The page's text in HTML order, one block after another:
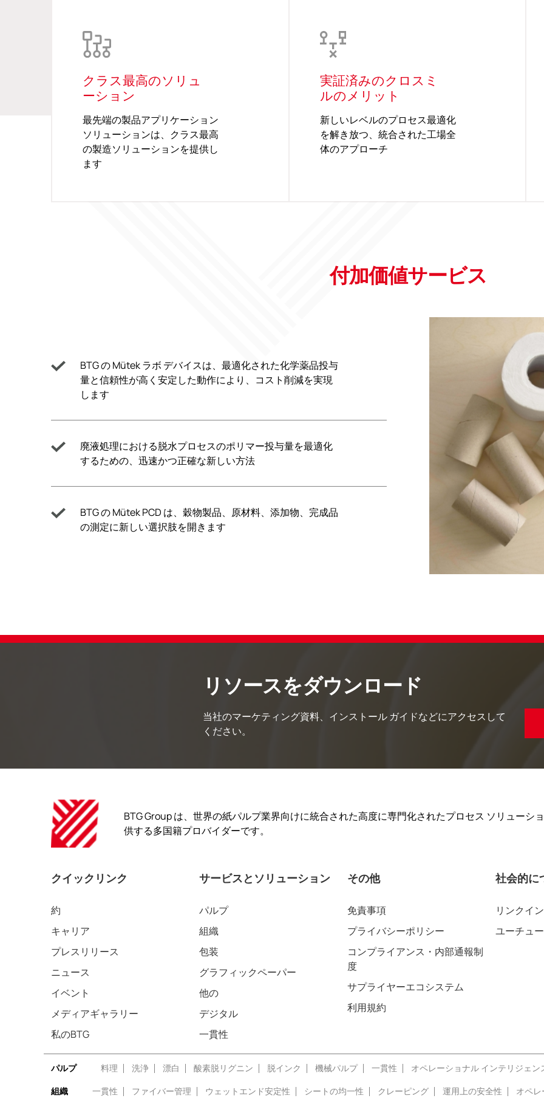
クラス最高のソリュ
ーション
最先端の製品アプリケーション
ソリューションは、クラス最高
の製造ソリューションを提供し
ます
実証済みのクロスミ
ルのメリット
新しいレベルのプロセス最適化
を解き放つ、統合された工場全
体のアプローチ
付加価値サービス
BTG の Mütek ラボ デバイスは、最適化された化学薬品投与
量と信頼性が高く安定した動作により、コスト削減を実現
します
廃液処理における脱水プロセスのポリマー投与量を最適化
するための、迅速かつ正確な新しい方法
BTG の Mütek PCD は、穀物製品、原材料、添加物、完成品
の測定に新しい選択肢を開きます
リソースをダウンロード
当社のマーケティング資料、インストール ガイドなどにアクセスして
ください。
BTG Group は、世界の紙パルプ業界向けに統合された高度に専門化されたプロセス ソリューシ
供する多国籍プロバイダーです。
クイックリンク
約
キャリア
プレスリリース
ニュース
イベント
メディアギャラリー
私のBTG
サービスとソリューション
パルプ
組織
包装
グラフィックペーパー
他の
デジタル
一貫性
その他
免責事項
プライバシーポリシー
コンプライアンス・内部通報制
度
サプライヤーエコシステム
利用規約
社会的に
リンクイン
ユーチュ
パルプ 料理 洗浄 漂白 酸素脱リグニン 脱インク 機械パルプ 一貫性
オペレーショナル インテリジェン
組織
一貫性 ファイバー管理 ウェットエンド安定性 シートの均一性 クレーピング 運用上の安全性 オペ